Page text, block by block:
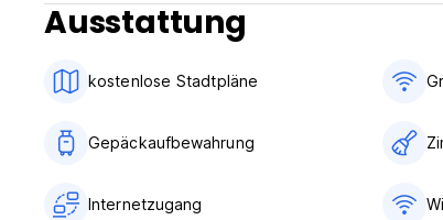
Ausstattung
kostenlose Stadtpläne
Gepäckaufbewahrung
Internetzugang